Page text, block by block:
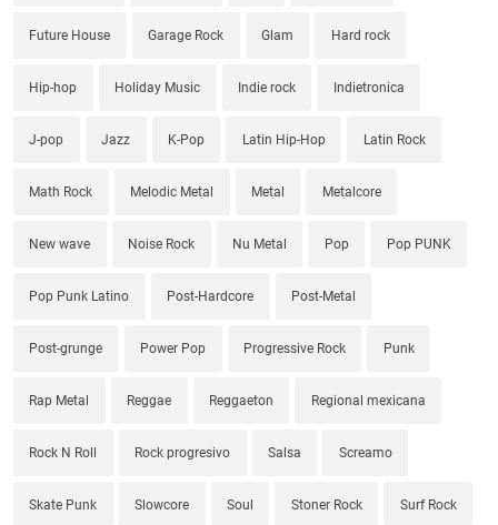
Future House Garage Rock Glam Hard rock
Hip-hop Holiday Music Indie rock Indietronica
J-pop Jazz K-Pop Latin Hip-Hop Latin Rock
Math Rock Melodic Metal Metal Metalcore
New wave Noise Rock Nu Metal Pop Pop PUNK
Pop Punk Latino Post-Hardcore Post-Metal
Post-grunge Power Pop Progressive Rock Punk
Rap Metal Reggae Reggaeton Regional mexicana
Rock N Roll Rock progresivo Salsa Screamo
Skate Punk Slowcore Soul Stoner Rock Surf Rock